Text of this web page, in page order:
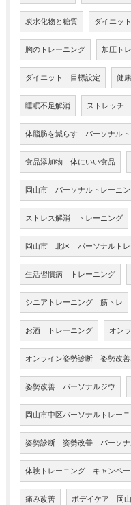
炭水化物と糖質 ダイエッ
胸のトレーニング 加圧ト
ダイエット 目標設定 健
睡眠不足解消 ストレッチ
体脂肪を減らす パーソナルト
食品添加物 体にいい食品
岡山市 パーソナルトレーニ
ストレス解消 トレーニング
岡山市 北区 パーソナルトレ
生活習慣病 トレーニング
シニアトレーニング 筋トレ
お酒 トレーニング オン
オンライン姿勢診断 姿勢改
姿勢改善 パーソナルジウ
岡山市中区パーソナルトレー
姿勢診断 姿勢改善 パーソナ
体験トレーニング キャンペー
痛み改善 ボデイケア 岡